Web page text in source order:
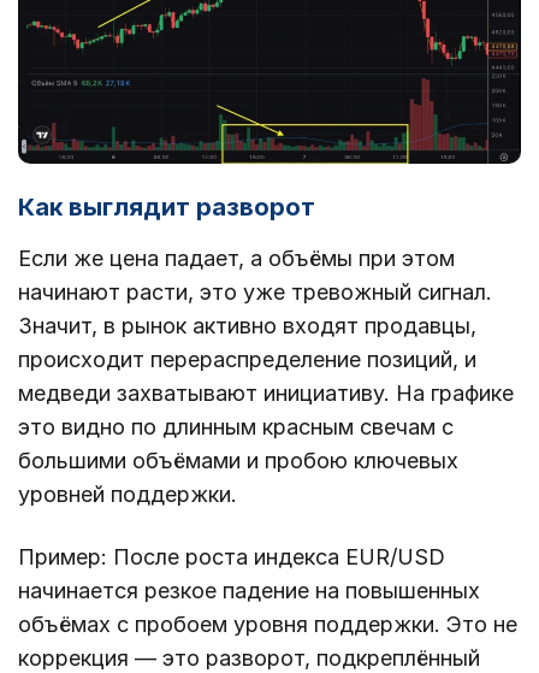
Как выглядит разворот
Если же цена падает, а объёмы при этом
начинают расти, это уже тревожный сигнал.
Значит, в рынок активно входят продавцы,
происходит перераспределение позиций, и
медведи захватывают инициативу. На графике
это видно по длинным красным свечам с
большими объёмами и пробою ключевых
уровней поддержки.
Пример: После роста индекса EUR/USD
начинается резкое падение на повышенных
объёмах c пробоем уровня поддержки. Это не
коррекция — это разворот, подкреплённый